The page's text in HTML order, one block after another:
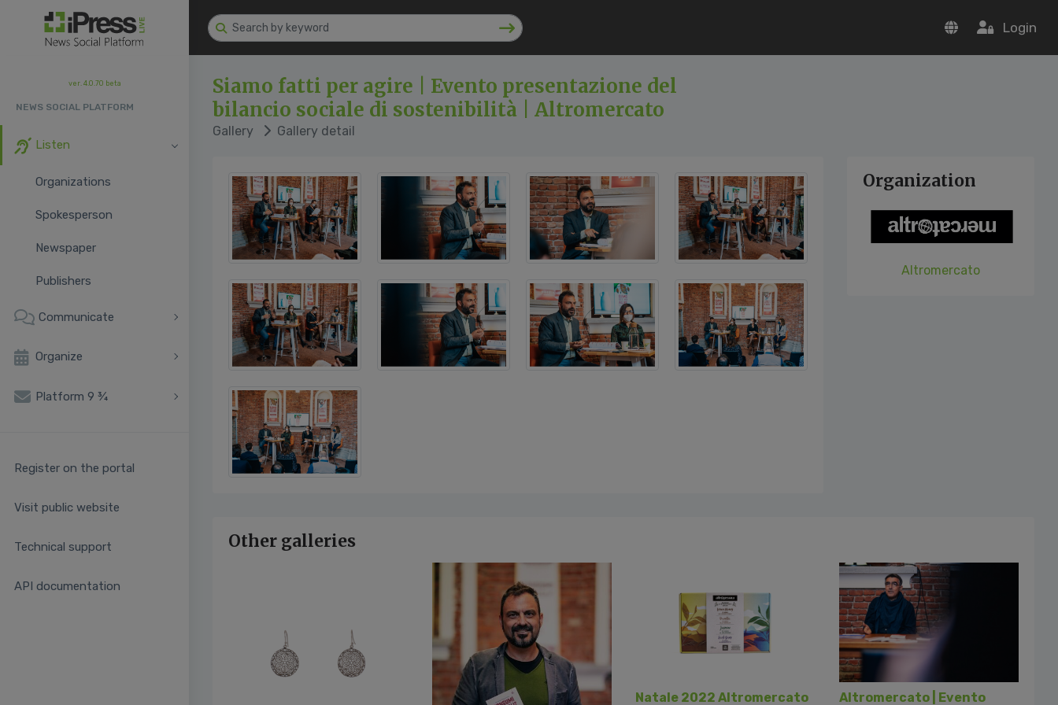
Login
ver. 4.0.70 beta
NEWS SOCIAL PLATFORM
Listen
Organizations
Spokesperson
Newspaper
Publishers
Communicate
Organize
Platform 9 ¾
Register on the portal
Visit public website
Technical support
API documentation
Siamo fatti per agire | Evento presentazione del
bilancio sociale di sostenibilità | Altromercato
Gallery Gallery detail
Organization
Altromercato
Other galleries
Natale 2022 Altromercato Altromercato | Evento